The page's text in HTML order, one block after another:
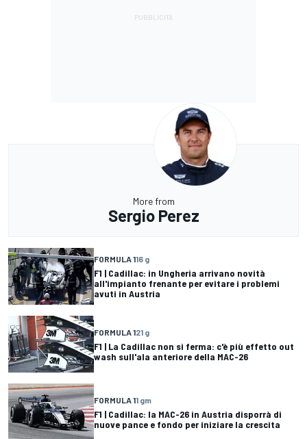
More from
Sergio Perez
FORMULA 116 g
F1 | Cadillac: in Ungheria arrivano novità
all'impianto frenante per evitare i problemi
avuti in Austria
FORMULA 121 g
F1 | La Cadillac non si ferma: c'è più effetto out
wash sull'ala anteriore della MAC-26
FORMULA 11 gm
F1 | Cadillac: la MAC-26 in Austria disporrà di
nuove pance e fondo per iniziare la crescita